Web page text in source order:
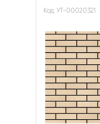
Код: УТ-00020321